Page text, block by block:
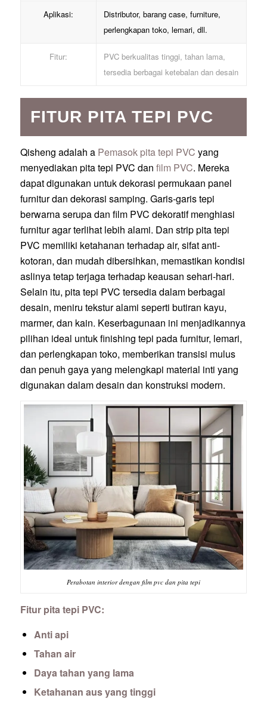
Aplikasi:
Distributor, barang case, furniture,
perlengkapan toko, lemari, dll.
Fitur:
PVC berkualitas tinggi, tahan lama,
tersedia berbagai ketebalan dan desain
FITUR PITA TEPI PVC
Qisheng adalah aPemasok pita tepi PVC yang
menyediakan pita tepi PVC dan film PVC. Mereka
dapat digunakan untuk dekorasi permukaan panel
furnitur dan dekorasi samping. Garis-garis tepi
berwarna serupa dan film PVC dekoratif menghiasi
furnitur agar terlihat lebih alami. Dan strip pita tepi
PVC memiliki ketahanan terhadap air, sifat anti-
kotoran, dan mudah dibersihkan, memastikan kondisi
aslinya tetap terjaga terhadap keausan sehari-hari.
Selain itu, pita tepi PVC tersedia dalam berbagai
desain, meniru tekstur alami seperti butiran kayu,
marmer, dan kain. Keserbagunaan ini menjadikannya
pilihan ideal untuk finishing tepi pada furnitur, lemari,
dan perlengkapan toko, memberikan transisi mulus
dan penuh gaya yang melengkapi material inti yang
digunakan dalam desain dan konstruksi modern.
Perabotan interior dengan film pvc dan pita tepi
Fitur pita tepi PVC:
Anti api
Tahan air
Daya tahan yang lama
Ketahanan aus yang tinggi